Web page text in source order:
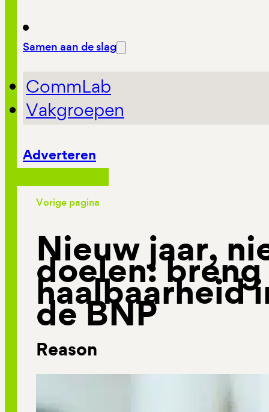
Samen aan de slag
CommLab
Vakgroepen
Adverteren
Vorige pagina
Nieuw jaar,
doelen:
haalbaarheid
de BNP
Reason